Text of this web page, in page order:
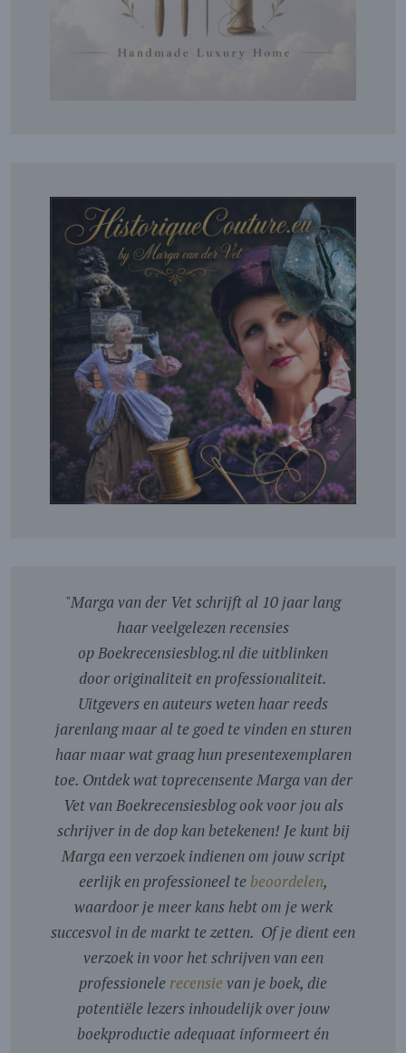
"Marga van der Vet schrijft al 10 jaar lang
haar veelgelezen recensies
op Boekrecensiesblog.nl die uitblinken
door originaliteit en professionaliteit.
Uitgevers en auteurs weten haar reeds
jarenlang maar al te goed te vinden en sturen
haar maar wat graag hun presentexemplaren
toe. Ontdek wat toprecensente Marga van der
Vet van Boekrecensiesblog ook voor jou als
schrijver in de dop kan betekenen! Je kunt bij
Marga een verzoek indienen om jouw script
eerlijk en professioneel te beoordelen,
waardoor je meer kans hebt om je werk
succesvol in de markt te zetten. Of je dient een
verzoek in voor het schrijven van een
professionele recensievan je boek, die
potentiële lezers inhoudelijk over jouw
boekproductie adequaat informeert én